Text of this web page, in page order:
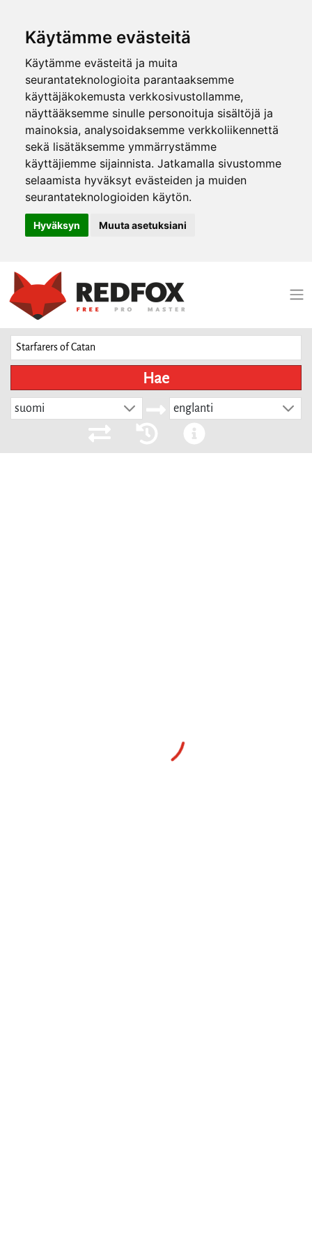
Käytämme evästeitä
Käytämme evästeitä ja muita
seurantateknologioita parantaaksemme
käyttäjäkokemusta verkkosivustollamme,
näyttääksemme sinulle personoituja sisältöjä ja
mainoksia, analysoidaksemme verkkoliikennettä
sekä lisätäksemme ymmärrystämme
käyttäjiemme sijainnista. Jatkamalla sivustomme
selaamista hyväksyt evästeiden ja muiden
seurantateknologioiden käytön.
Hyväksyn Muuta asetuksiani
Hae
suomi englanti